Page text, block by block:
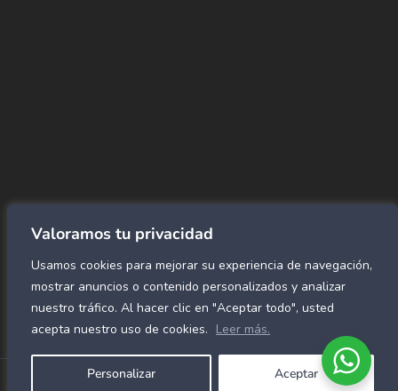
Valoramos tu privacidad
Usamos cookies para mejorar su experiencia de navegación,
mostrar anuncios o contenido personalizados y analizar
nuestro tráfico. Al hacer clic en "Aceptar todo", usted
acepta nuestro uso de cookies. Leer más.
Personalizar Aceptar
Revestimientos para pared
Alfombras Residenciales
Paneles decorativos para pared
Mármol Flex
Caucho para gimnasio
Copyright © 2026 Alfombras Mundiales